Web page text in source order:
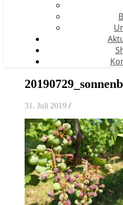
31. Juli 2019 /